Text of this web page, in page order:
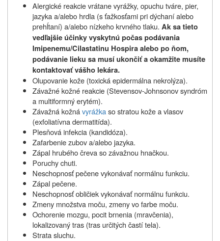
Alergické reakcie vrátane vyrážky, opuchu tváre, pier,
jazyka a/alebo hrdla (s ťažkosťami pri dýchaní alebo
prehĺtaní) a/alebo nízkeho krvného tlaku. Ak sa tieto
vedľajšie účinky vyskytnú počas podávania
Imipenemu/Cilastatinu Hospira alebo po ňom,
podávanie lieku sa musí ukončiť a okamžite musíte
kontaktovať vášho lekára.
Olupovanie kože (toxická epidermálna nekrolýza).
Závažné kožné reakcie (Stevensov-Johnsonov syndróm
a multiformný erytém).
Závažná kožnávyrážkaso stratou kože a vlasov
(exfoliatívna dermatitída).
Plesňová infekcia (kandidóza).
Zafarbenie zubov a/alebo jazyka.
Zápal hrubého čreva so závažnou hnačkou.
Poruchy chuti.
Neschopnosť pečene vykonávať normálnu funkciu.
Zápal pečene.
Neschopnosť obličiek vykonávať normálnu funkciu.
Zmeny množstva moču, zmeny vo farbe moču.
Ochorenie mozgu, pocit brnenia (mravčenia),
lokalizovaný tras (tras určitých častí tela).
Strata sluchu.